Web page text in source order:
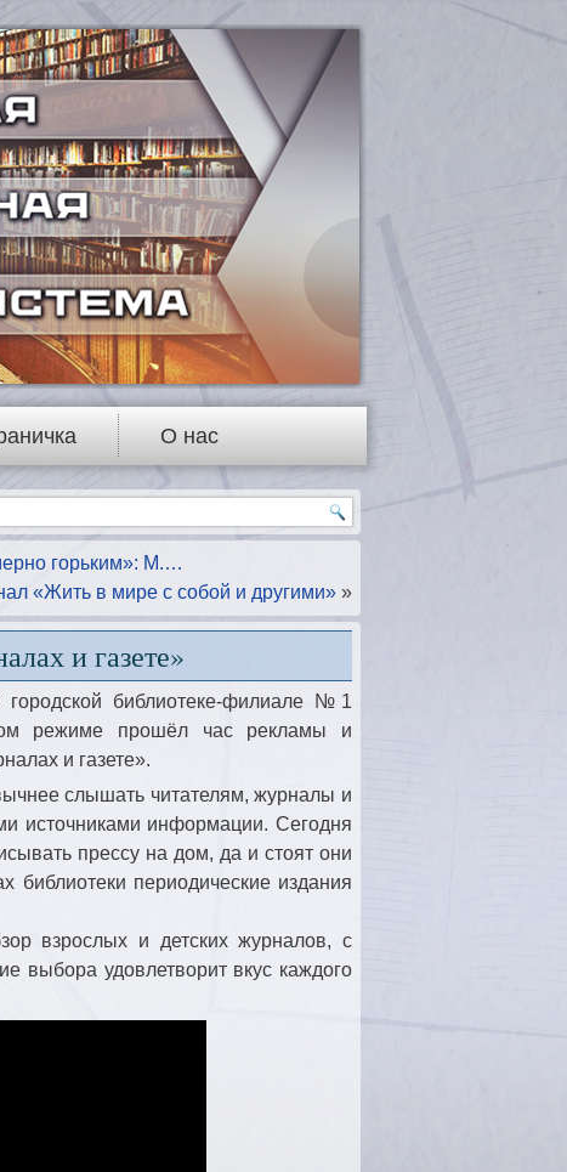
О нас
горьким»: М.…
«Жить в мире с собой и другими» »
и газете»
библиотеке-филиале №1
режиме прошёл час рекламы и
и газете».
слышать читателям, журналы и
источниками информации. Сегодня
прессу на дом, да и стоят они
библиотеки периодические издания
взрослых и детских журналов, с
выбора удовлетворит вкус каждого